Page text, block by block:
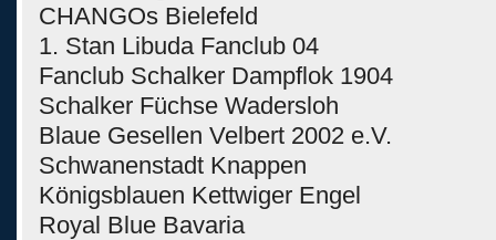
CHANGOs Bielefeld
1. Stan Libuda Fanclub 04
Fanclub Schalker Dampflok 1904
Schalker Füchse Wadersloh
Blaue Gesellen Velbert 2002 e.V.
Schwanenstadt Knappen
Königsblauen Kettwiger Engel
Royal Blue Bavaria